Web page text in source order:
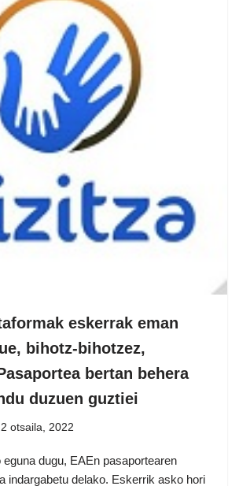
eskerrak eman
bihotz-bihotzez,
bertan behera
duzuen guztiei
2 otsaila, 2022
dugu, EAEn pasaportearen
indargabetu delako. Eskerrik asko hori